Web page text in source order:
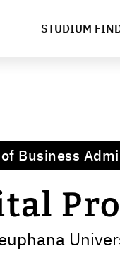
STUDIUM
Business